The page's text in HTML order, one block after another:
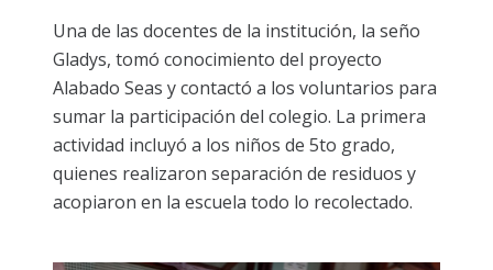
Una de las docentes de la institución, la seño
Gladys, tomó conocimiento del proyecto
Alabado Seas y contactó a los voluntarios para
sumar la participación del colegio. La primera
actividad incluyó a los niños de 5to grado,
quienes realizaron separación de residuos y
acopiaron en la escuela todo lo recolectado.